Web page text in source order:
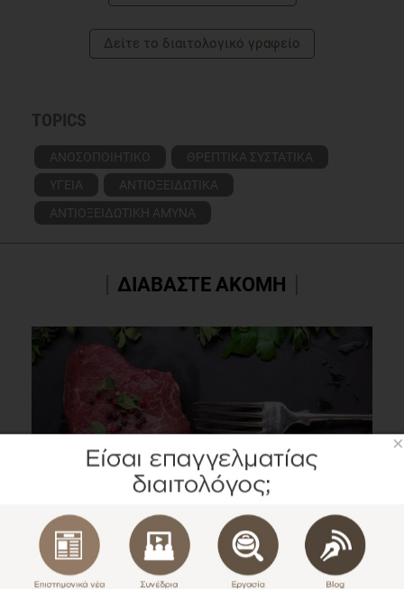
Δείτε το διαιτολογικό γραφείο
TOPICS
ΑΝΟΣΟΠΟΙΗΤΙΚΟ
ΘΡΕΠΤΙΚΑ ΣΥΣΤΑΤΙΚΑ
ΥΓΕΙΑ
ΑΝΤΙΟΞΕΙΔΩΤΙΚΑ
ΑΝΤΙΟΞΕΙΔΩΤΙΚΗ ΑΜΥΝΑ
ΔΙΑΒΑΣΤΕ ΑΚΟΜΗ
Πώς επηρεάζει η μείωση των προϊόντων AGE την
ινσουλινοευαισθησία;
Επιστημονικά Νέα
×